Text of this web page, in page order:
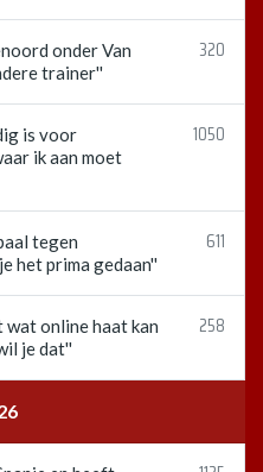
onder Van
trainer''
320
is voor
ik aan moet
1050
tegen
het prima gedaan''
611
online haat kan
je dat''
258